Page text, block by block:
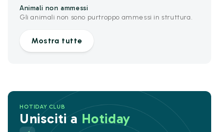
Animali non ammessi
Gli animali non sono purtroppo ammessi in struttura.
Mostra tutte
HOTIDAY CLUB
Unisciti a Hotiday